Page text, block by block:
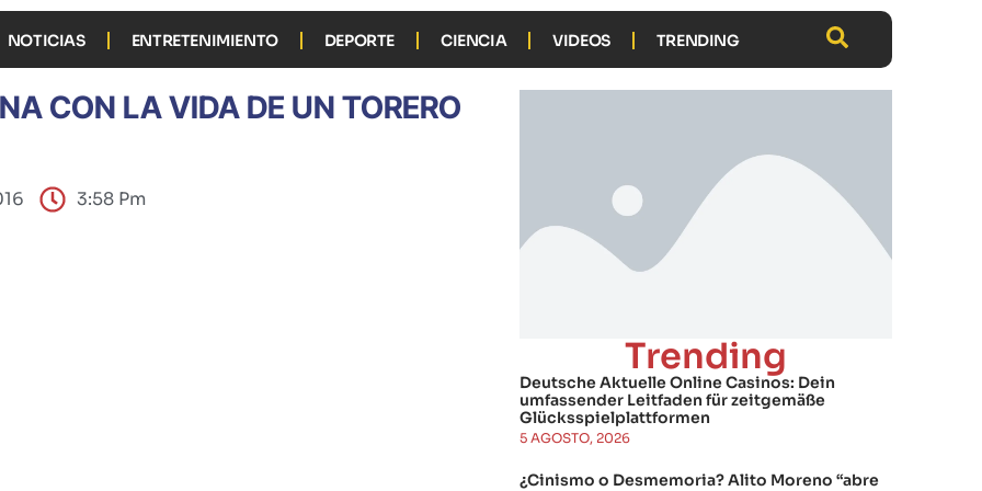
NOTICIAS ENTRETENIMIENTO DEPORTE CIENCIA VIDEOS TRENDING
CON LA VIDA DE UN TORERO
3:58 Pm
Trending
Deutsche Aktuelle Online Casinos: Dein
umfassender Leitfaden für zeitgemäße
Glücksspielplattformen
5 AGOSTO, 2026
¿Cinismo o Desmemoria? Alito Moreno “abre